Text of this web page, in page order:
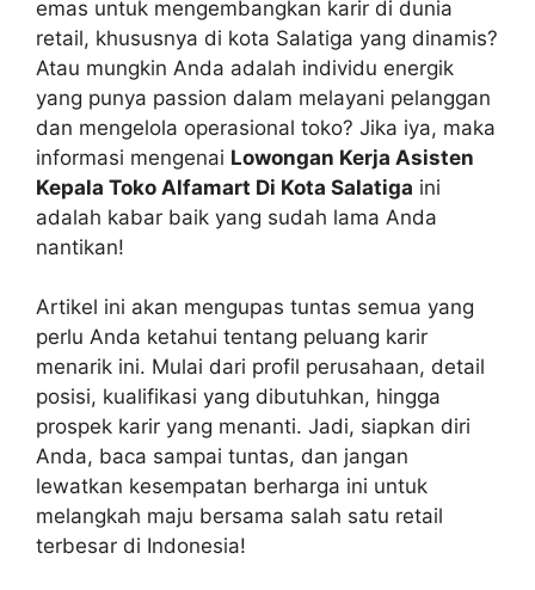
emas untuk mengembangkan karir di dunia
retail, khususnya di kota Salatiga yang dinamis?
Atau mungkin Anda adalah individu energik
yang punya passion dalam melayani pelanggan
dan mengelola operasional toko? Jika iya, maka
informasi mengenai Lowongan Kerja Asisten
Kepala Toko Alfamart Di Kota Salatiga ini
adalah kabar baik yang sudah lama Anda
nantikan!
Artikel ini akan mengupas tuntas semua yang
perlu Anda ketahui tentang peluang karir
menarik ini. Mulai dari profil perusahaan, detail
posisi, kualifikasi yang dibutuhkan, hingga
prospek karir yang menanti. Jadi, siapkan diri
Anda, baca sampai tuntas, dan jangan
lewatkan kesempatan berharga ini untuk
melangkah maju bersama salah satu retail
terbesar di Indonesia!